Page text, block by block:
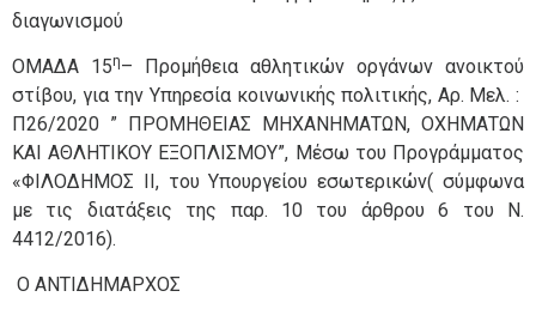
διαγωνισμού
ΟΜΑΔΑ 15η– Προμήθεια αθλητικών οργάνων ανοικτού
στίβου, για την Υπηρεσία κοινωνικής πολιτικής, Αρ. Μελ. :
Π26/2020 ” ΠΡΟΜΗΘΕΙΑΣ ΜΗΧΑΝΗΜΑΤΩΝ, ΟΧΗΜΑΤΩΝ
ΚΑΙ ΑΘΛΗΤΙΚΟΥ ΕΞΟΠΛΙΣΜΟΥ”, Μέσω του Προγράμματος
«ΦΙΛΟΔΗΜΟΣ ΙΙ, του Υπουργείου εσωτερικών( σύμφωνα
με τις διατάξεις της παρ. 10 του άρθρου 6 του Ν.
4412/2016).
Ο ΑΝΤΙΔΗΜΑΡΧΟΣ